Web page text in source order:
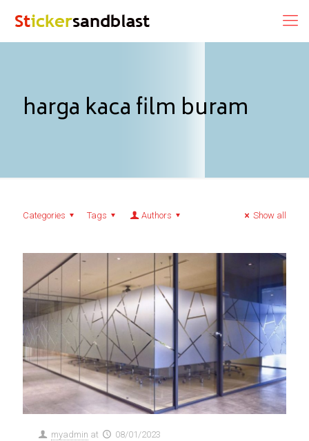
harga kaca film buram
Categories Tags Authors Show all
myadmin at 08/01/2023